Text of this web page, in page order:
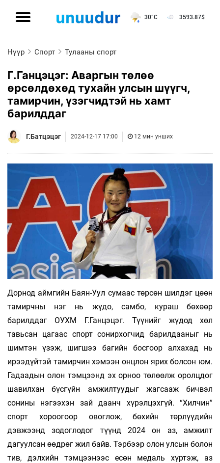
30°C 3593.87$
Нүүр Спорт Тулааны спорт
Г.Ганцэцэг: Аваргын төлөө
өрсөлдөхөд тухайн улсын шүүгч,
тамирчин, үзэгчидтэй нь хамт
барилддаг
Г.Батцэцэг 2024-12-17 17:00 12 мин унших
Дорнод аймгийн Баян-Уул сумаас төрсөн шилдэг цөөн
тамирчны нэг нь жүдо, самбо, кураш бөхөөр
барилддаг ОУХМ Г.Ганцэцэг. Түүнийг жүдод хөл
тавьсан цагаас спорт сонирхогчид барилдааныг нь
шимтэн үзэж, шигшээ багийн босгоор алхахад нь
ирээдүйтэй тамирчин хэмээн онцлон ярих болсон юм.
Гадаадын олон тэмцээнд эх орноо төлөөлж оролцдог
шавилхан бүсгүйн амжилтуудыг жагсааж бичвэл
сонины нэгээхэн зай даанч хүрэлцэхгүй. “Хилчин”
спорт хороогоор овоглож, бөхийн төрлүүдийн
дэвжээнд зодоглодог түүнд 2024 он аз, амжилт
дагуулсан өөдрөг жил байв. Тэрбээр олон улсын болон
тив, дэлхийн тэмцээнээс есөн медаль хүртэж, аз